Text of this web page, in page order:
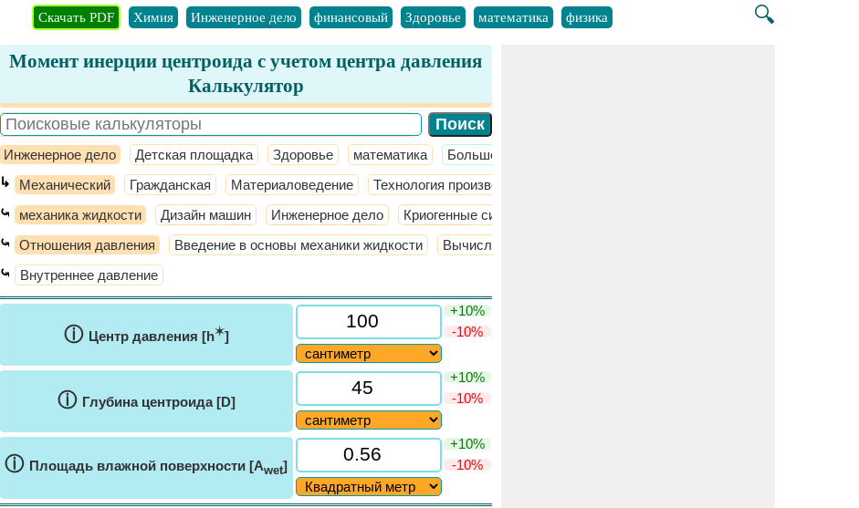
🔍
Скачать PDF Химия Инженерное дело финансовый Здоровье математика физика
Момент инерции центроида с учетом центра давления
Калькулятор
Инженерное дело Детская площадка Здоровье математика ​Больше >>
↳ Механический Гражданская Материаловедение Технология производства
⤿ механика жидкости Дизайн машин Инженерное дело Криогенные системы
⤿ Отношения давления Введение в основы механики жидкости Вычислительная динамика жидкости
⤿ Внутреннее давление
ⓘ Центр давления [h✶]
+10%
-10%
ⓘ Глубина центроида [D]
+10%
-10%
ⓘ Площадь влажной поверхности [Awet]
+10%
-10%